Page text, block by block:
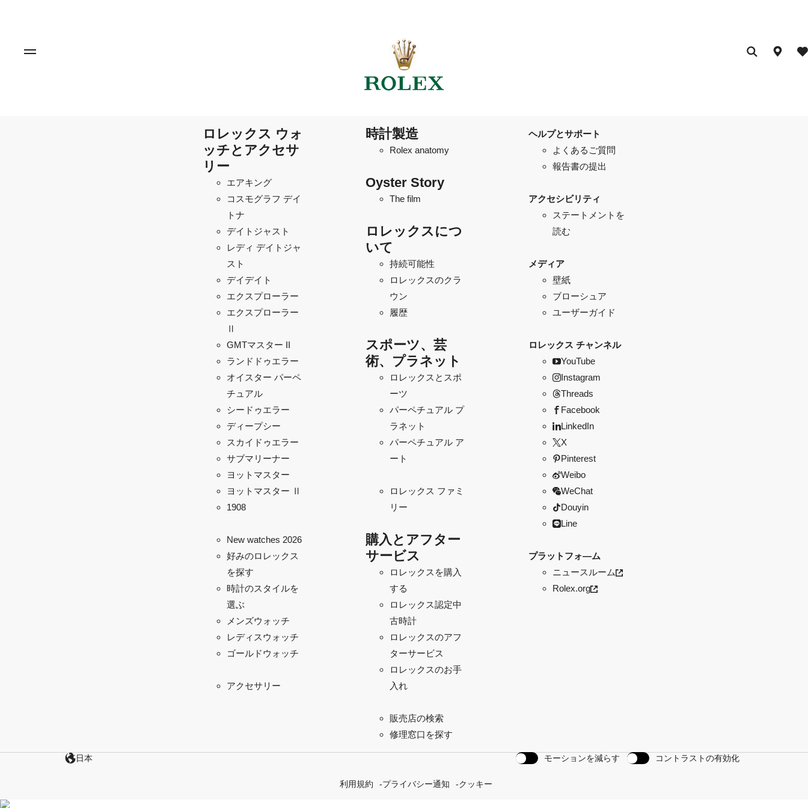
ロレックス ウォ
ッチとアクセサ
リー
エアキング
コスモグラフ デイ
トナ
デイトジャスト
レディ デイトジャ
スト
デイデイト
エクスプローラー
エクスプローラー
Ⅱ
GMTマスター II
ランドドゥエラー
オイスター パーペ
チュアル
シードゥエラー
ディープシー
スカイドゥエラー
サブマリーナー
ヨットマスター
ヨットマスター Ⅱ
1908
New watches 2026
好みのロレックス
を探す
時計のスタイルを
選ぶ
メンズウォッチ
レディスウォッチ
ゴールドウォッチ
アクセサリー
時計製造
Rolex anatomy
Oyster Story
The film
ロレックスにつ
いて
持続可能性
ロレックスのクラ
ウン
履歴
スポーツ、芸
術、プラネット
ロレックスとスポ
ーツ
パーペチュアル プ
ラネット
パーペチュアル ア
ート
ロレックス ファミ
リー
購入とアフター
サービス
ロレックスを購入
する
ロレックス認定中
古時計
ロレックスのアフ
ターサービス
ロレックスのお手
入れ
販売店の検索
修理窓口を探す
ヘルプとサポート
よくあるご質問
報告書の提出
アクセシビリティ
ステートメントを
読む
メディア
壁紙
ブローシュア
ユーザーガイド
ロレックス チャンネル
YouTube
Instagram
Threads
Facebook
LinkedIn
X
Pinterest
Weibo
WeChat
Douyin
Line
プラットフォ―ム
ニュースルーム
Rolex.org
日本 モーションを減らす コントラストの有効化
利用規約 プライバシー通知 クッキー